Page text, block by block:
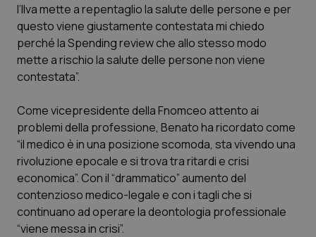
Abruzzo
Basilicata
Calabria
Campania
Emilia-Romagna
Friuli Venezia Giulia
QS Pro Gold
Artrite & artrosi
Asma & BPCO
Car-T
Colesterolo & coronaropatie
Dermatite Atopica
QS Club Newsletter
l’Ilva mette a repentaglio la salute delle persone e per
questo viene giustamente contestata mi chiedo
perché la Spending review che allo stesso modo
mette a rischio la salute delle persone non viene
contestata”.
Come vicepresidente della Fnomceo attento ai
problemi della professione, Benato ha ricordato come
“il medico è in una posizione scomoda, sta vivendo una
rivoluzione epocale e si trova tra ritardi e crisi
economica”. Con il “drammatico” aumento del
contenzioso medico-legale e con i tagli che si
continuano ad operare la deontologia professionale
“viene messa in crisi”.